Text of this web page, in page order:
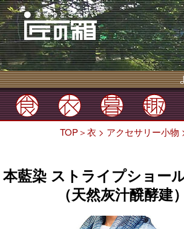
TOP＞衣 > アクセサリー小物
本藍染 ストライプショー
（天然灰汁醗酵建